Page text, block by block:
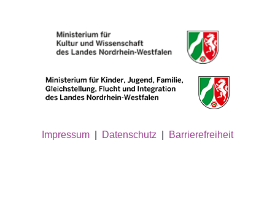
Impressum Datenschutz Barrierefreiheit